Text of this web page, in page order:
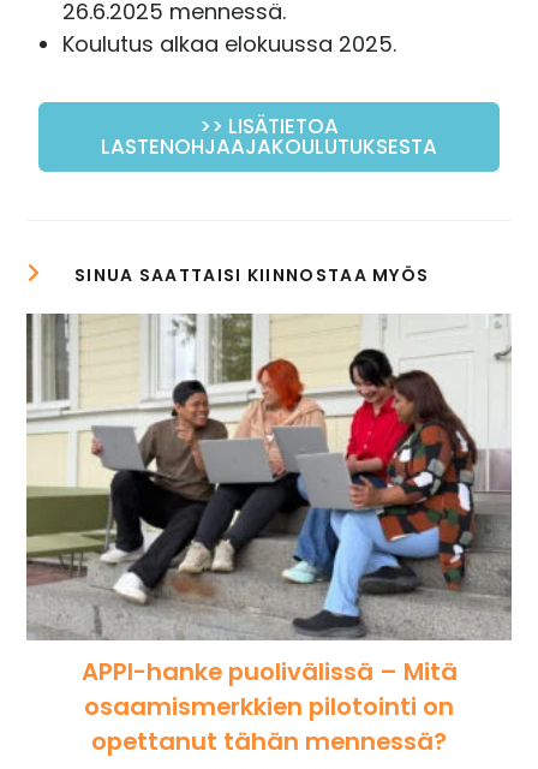
26.6.2025 mennessä.
Koulutus alkaa elokuussa 2025.
>> LISÄTIETOA
LASTENOHJAAJAKOULUTUKSESTA
APPI-hanke puolivälissä – Mitä
osaamismerkkien pilotointi on
opettanut tähän mennessä?